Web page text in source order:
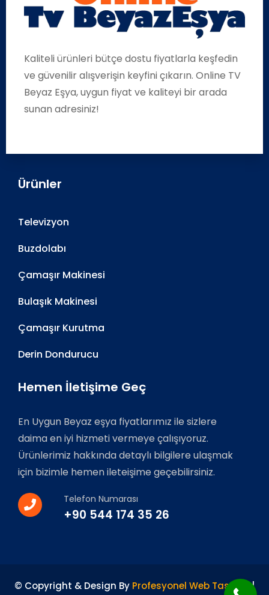
Kaliteli ürünleri bütçe dostu fiyatlarla keşfedin
ve güvenilir alışverişin keyfini çıkarın. Online TV
Beyaz Eşya, uygun fiyat ve kaliteyi bir arada
sunan adresiniz!
Ürünler
Televizyon
Buzdolabı
Çamaşır Makinesi
Bulaşık Makinesi
Çamaşır Kurutma
Derin Dondurucu
Hemen İletişime Geç
En Uygun Beyaz eşya fiyatlarımız ile sizlere
daima en iyi hizmeti vermeye çalışıyoruz.
Ürünlerimiz hakkında detaylı bilgilere ulaşmak
için bizimle hemen ileteişime geçebilirsiniz.
Telefon Numarası
+90 544 174 35 26
© Copyright & Design By Profesyonel Web Tasarım|